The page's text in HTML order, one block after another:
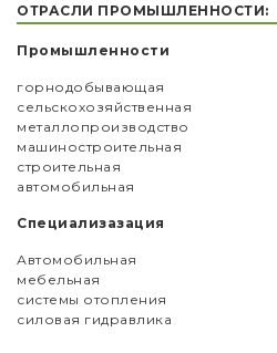
ОТРАСЛИ ПРОМЫШЛЕННОСТИ:
Промышленности
горнодобывающая
сельскохозяйственная
металлопроизводство
машиностроительная
строительная
автомобильная
Специализазация
Автомобильная
мебельная
системы отопления
силовая гидравлика